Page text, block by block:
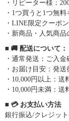
・リピーター様：
・1つ買うと1つ無
・LINE限定クーポ
・新商品・人気商
■ 🚚 配送について：
・通常発送：ご入
・お届け目安：発送
・10,000円以上：
・10,000円未満：送
■ 💳 お支払い方法
銀行振込/クレジッ